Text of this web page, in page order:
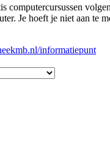
computercursussen
Je hoeft je niet aan te
informatiepunt